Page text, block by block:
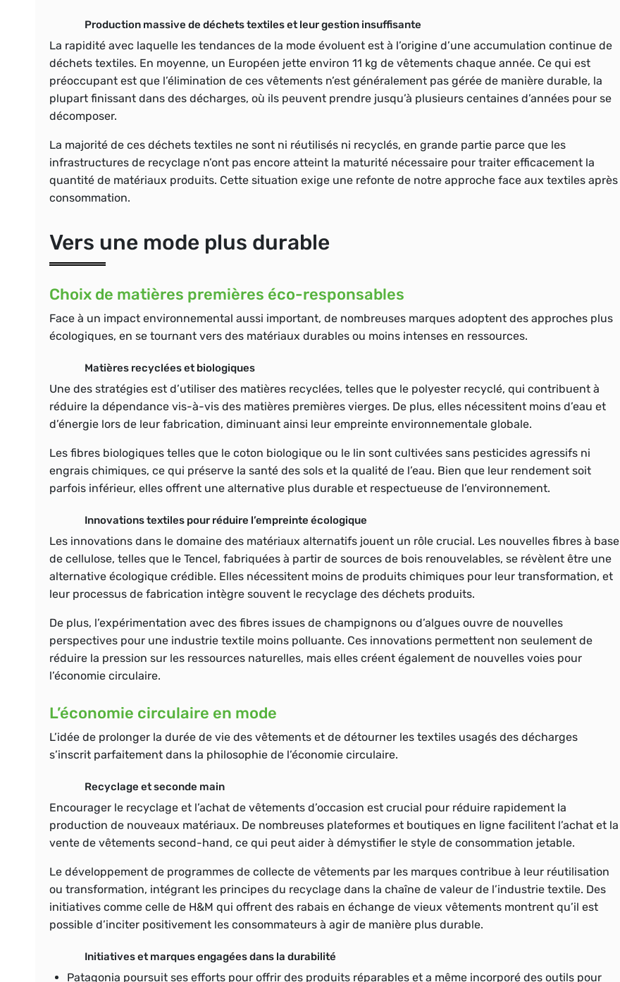
Production massive de déchets textiles et leur gestion insuffisante
La rapidité avec laquelle les tendances de la mode évoluent est à l’origine d’une accumulation continue de
déchets textiles. En moyenne, un Européen jette environ 11 kg de vêtements chaque année. Ce qui est
préoccupant est que l’élimination de ces vêtements n’est généralement pas gérée de manière durable, la
plupart finissant dans des décharges, où ils peuvent prendre jusqu’à plusieurs centaines d’années pour se
décomposer.
La majorité de ces déchets textiles ne sont ni réutilisés ni recyclés, en grande partie parce que les
infrastructures de recyclage n’ont pas encore atteint la maturité nécessaire pour traiter efficacement la
quantité de matériaux produits. Cette situation exige une refonte de notre approche face aux textiles après
consommation.
Vers une mode plus durable
Choix de matières premières éco-responsables
Face à un impact environnemental aussi important, de nombreuses marques adoptent des approches plus
écologiques, en se tournant vers des matériaux durables ou moins intenses en ressources.
Matières recyclées et biologiques
Une des stratégies est d’utiliser des matières recyclées, telles que le polyester recyclé, qui contribuent à
réduire la dépendance vis-à-vis des matières premières vierges. De plus, elles nécessitent moins d’eau et
d’énergie lors de leur fabrication, diminuant ainsi leur empreinte environnementale globale.
Les fibres biologiques telles que le coton biologique ou le lin sont cultivées sans pesticides agressifs ni
engrais chimiques, ce qui préserve la santé des sols et la qualité de l’eau. Bien que leur rendement soit
parfois inférieur, elles offrent une alternative plus durable et respectueuse de l’environnement.
Innovations textiles pour réduire l’empreinte écologique
Les innovations dans le domaine des matériaux alternatifs jouent un rôle crucial. Les nouvelles fibres à base
de cellulose, telles que le Tencel, fabriquées à partir de sources de bois renouvelables, se révèlent être une
alternative écologique crédible. Elles nécessitent moins de produits chimiques pour leur transformation, et
leur processus de fabrication intègre souvent le recyclage des déchets produits.
De plus, l’expérimentation avec des fibres issues de champignons ou d’algues ouvre de nouvelles
perspectives pour une industrie textile moins polluante. Ces innovations permettent non seulement de
réduire la pression sur les ressources naturelles, mais elles créent également de nouvelles voies pour
l’économie circulaire.
L’économie circulaire en mode
L’idée de prolonger la durée de vie des vêtements et de détourner les textiles usagés des décharges
s’inscrit parfaitement dans la philosophie de l’économie circulaire.
Recyclage et seconde main
Encourager le recyclage et l’achat de vêtements d’occasion est crucial pour réduire rapidement la
production de nouveaux matériaux. De nombreuses plateformes et boutiques en ligne facilitent l’achat et la
vente de vêtements second-hand, ce qui peut aider à démystifier le style de consommation jetable.
Le développement de programmes de collecte de vêtements par les marques contribue à leur réutilisation
ou transformation, intégrant les principes du recyclage dans la chaîne de valeur de l’industrie textile. Des
initiatives comme celle de H&M qui offrent des rabais en échange de vieux vêtements montrent qu’il est
possible d’inciter positivement les consommateurs à agir de manière plus durable.
Initiatives et marques engagées dans la durabilité
Patagonia poursuit ses efforts pour offrir des produits réparables et a même incorporé des outils pour